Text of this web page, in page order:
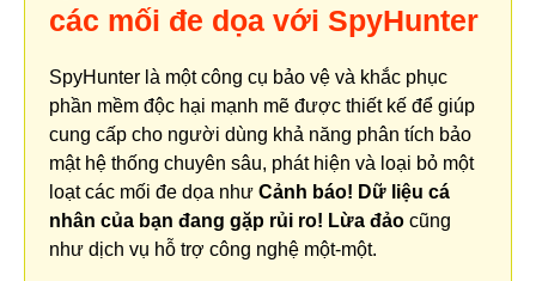
các mối đe dọa với SpyHunter
SpyHunter là một công cụ bảo vệ và khắc phục
phần mềm độc hại mạnh mẽ được thiết kế để giúp
cung cấp cho người dùng khả năng phân tích bảo
mật hệ thống chuyên sâu, phát hiện và loại bỏ một
loạt các mối đe dọa như Cảnh báo! Dữ liệu cá
nhân của bạn đang gặp rủi ro! Lừa đảo cũng
như dịch vụ hỗ trợ công nghệ một-một.